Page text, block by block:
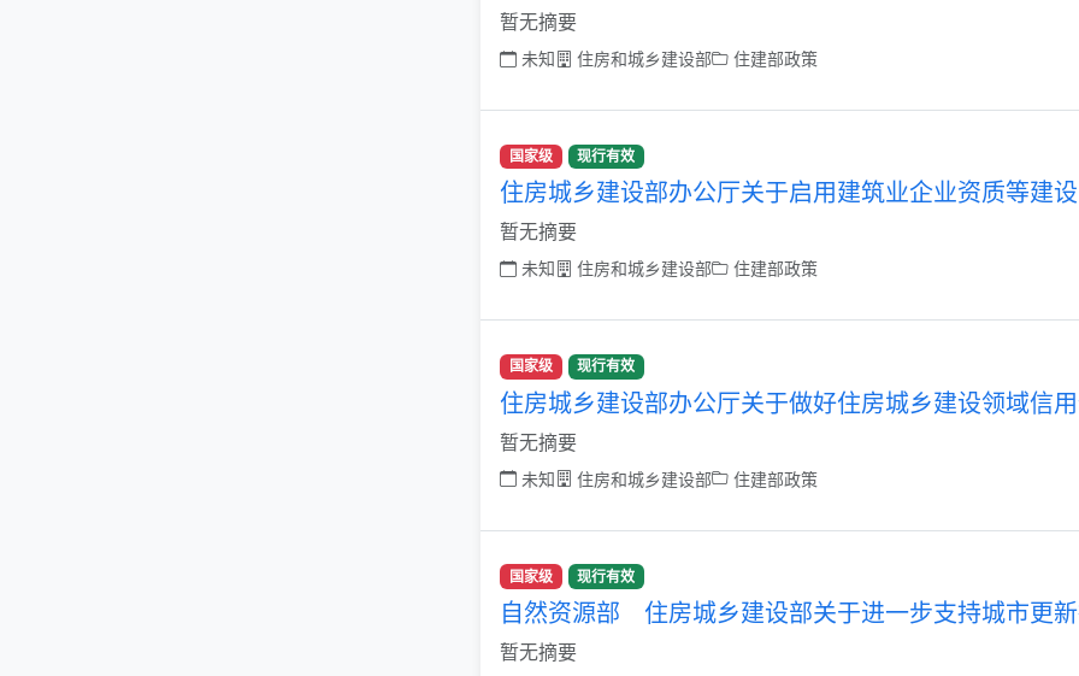
暂无摘要
未知 住房和城乡建设部 住建部政策
国家级 现行有效
住房城乡建设部办公厅关于启用建筑业企业资质等建
暂无摘要
未知 住房和城乡建设部 住建部政策
国家级 现行有效
住房城乡建设部办公厅关于做好住房城乡建设领域信
暂无摘要
未知 住房和城乡建设部 住建部政策
国家级 现行有效
自然资源部 住房城乡建设部关于进一步支持城市更
暂无摘要